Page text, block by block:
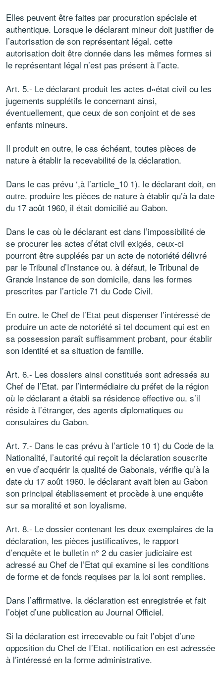
Elles peuvent être faites par procuration spéciale et
authentique. Lorsque le déclarant mineur doit justifier de
l’autorisation de son représentant légal. cette
autorisation doit être donnée dans les mêmes formes si
le représentant légal n’est pas présent à l’acte.
Art. 5.- Le déclarant produit les actes d«état civil ou les
jugements supplétifs le concernant ainsi,
éventuellement, que ceux de son conjoint et de ses
enfants mineurs.
Il produit en outre, le cas échéant, toutes pièces de
nature à établir la recevabilité de la déclaration.
Dans le cas prévu ‘,à l’article_10 1). le déclarant doit, en
outre. produire les pièces de nature à établir qu’à la date
du 17 août 1960, il était domicilié au Gabon.
Dans le cas où le déclarant est dans l’impossibilité de
se procurer les actes d’état civil exigés, ceux-ci
pourront être suppléés par un acte de notoriété délivré
par le Tribunal d’Instance ou. à défaut, le Tribunal de
Grande Instance de son domicile, dans les formes
prescrites par l’article 71 du Code Civil.
En outre. le Chef de l’Etat peut dispenser l’intéressé de
produire un acte de notoriété si tel document qui est en
sa possession paraît suffisamment probant, pour établir
son identité et sa situation de famille.
Art. 6.- Les dossiers ainsi constitués sont adressés au
Chef de I’Etat. par l’intermédiaire du préfet de la région
où le déclarant a établi sa résidence effective ou. s’il
réside à l’étranger, des agents diplomatiques ou
consulaires du Gabon.
Art. 7.- Dans le cas prévu à l’article 10 1) du Code de la
Nationalité, l’autorité qui reçoit la déclaration souscrite
en vue d’acquérir la qualité de Gabonais, vérifie qu’à la
date du 17 août 1960. le déclarant avait bien au Gabon
son principal établissement et procède à une enquête
sur sa moralité et son loyalisme.
Art. 8.- Le dossier contenant les deux exemplaires de la
déclaration, les pièces justificatives, le rapport
d’enquête et le bulletin n° 2 du casier judiciaire est
adressé au Chef de l’Etat qui examine si les conditions
de forme et de fonds requises par la loi sont remplies.
Dans l’affirmative. la déclaration est enregistrée et fait
l’objet d’une publication au Journal Officiel.
Si la déclaration est irrecevable ou fait l’objet d’une
opposition du Chef de I’Etat. notification en est adressée
à l’intéressé en la forme administrative.